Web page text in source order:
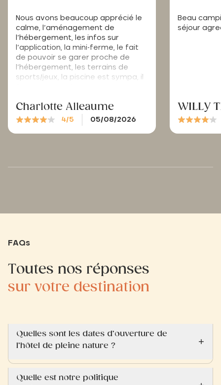
Nous avons beaucoup apprécié le
calme, l’aménagement de
l’hébergement, les infos sur
l’application, la mini-ferme, le fait
de pouvoir se garer proche de
l’hébergement, les terrains de
sports/jeux, la piscine est sympa, il
vous avez, qui sont très prisés
surtout quand le soleil cogne.
Toutefois, je trouve qu’un bon
Charlotte Alleaume
4/5 05/08/2026
Beau
séjour
WILLY
FAQs
Toutes nos réponses
sur votre destination
Quelles sont les dates d’ouverture de
l’hôtel de pleine nature ?
Quelle est notre politique